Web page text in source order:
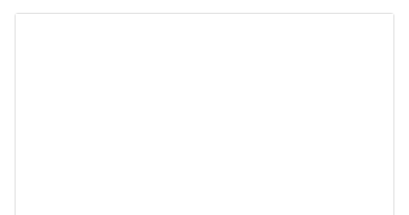
para crianças